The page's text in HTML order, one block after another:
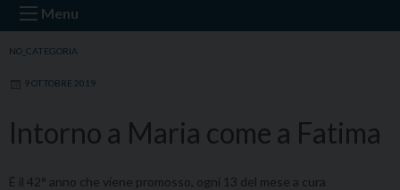
Menu
NO_CATEGORIA
9 OTTOBRE 2019
Intorno a Maria come a Fatima
É il 42° anno che viene promosso, ogni 13 del mese a cura